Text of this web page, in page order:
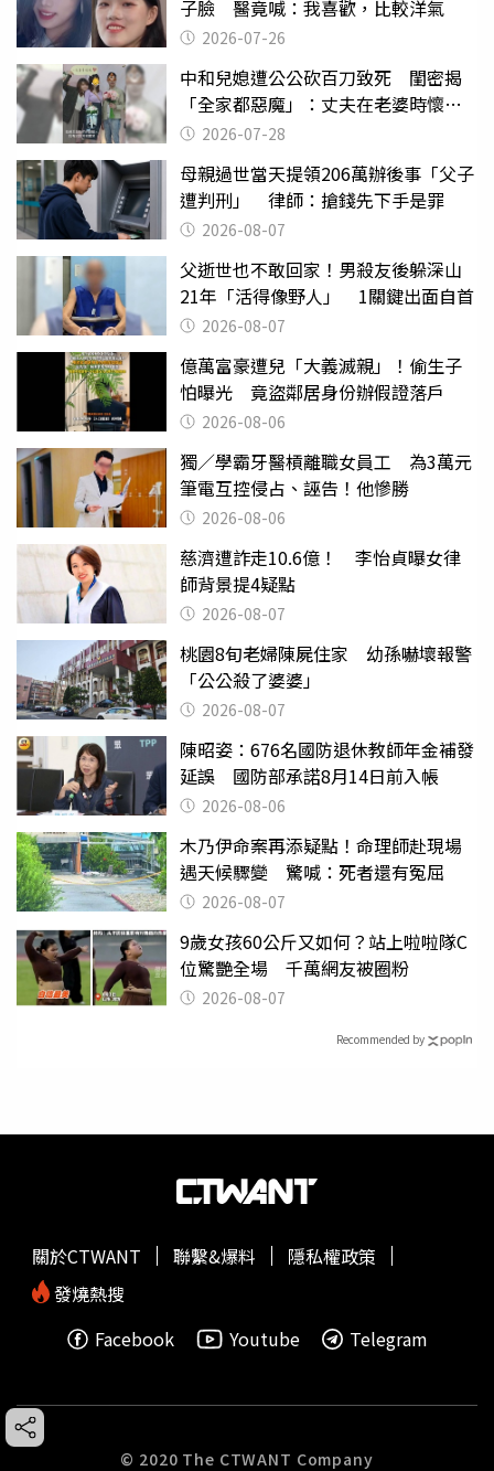
子臉 醫竟喊：我喜歡，比較洋氣
2026-07-26
中和兒媳遭公公砍百刀致死 閨密揭
「全家都惡魔」：丈夫在老婆時懷孕
摔東西
2026-07-28
母親過世當天提領206萬辦後事「父子
遭判刑」 律師：搶錢先下手是罪
2026-08-07
父逝世也不敢回家！男殺友後躲深山
21年「活得像野人」 1關鍵出面自首
2026-08-07
億萬富豪遭兒「大義滅親」！偷生子
怕曝光 竟盜鄰居身份辦假證落戶
2026-08-06
獨／學霸牙醫槓離職女員工 為3萬元
筆電互控侵占、誣告！他慘勝
2026-08-06
慈濟遭詐走10.6億！ 李怡貞曝女律
師背景提4疑點
2026-08-07
桃園8旬老婦陳屍住家 幼孫嚇壞報警
「公公殺了婆婆」
2026-08-07
陳昭姿：676名國防退休教師年金補發
延誤 國防部承諾8月14日前入帳
2026-08-06
木乃伊命案再添疑點！命理師赴現場
遇天候驟變 驚喊：死者還有冤屈
2026-08-07
9歲女孩60公斤又如何？站上啦啦隊C
位驚艷全場 千萬網友被圈粉
2026-08-07
Recommended by
關於CTWANT 聯繫&爆料
隱私權政策
發燒熱搜
Facebook
Youtube Telegram
© 2020 The CTWANT Company